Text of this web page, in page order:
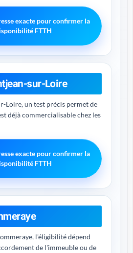
exacte pour confirmer la
FTTH
sur-Loire
Loire, un test précis permet de
déjà commercialisable chez les
exacte pour confirmer la
FTTH
l'éligibilité dépend
de l'immeuble ou de